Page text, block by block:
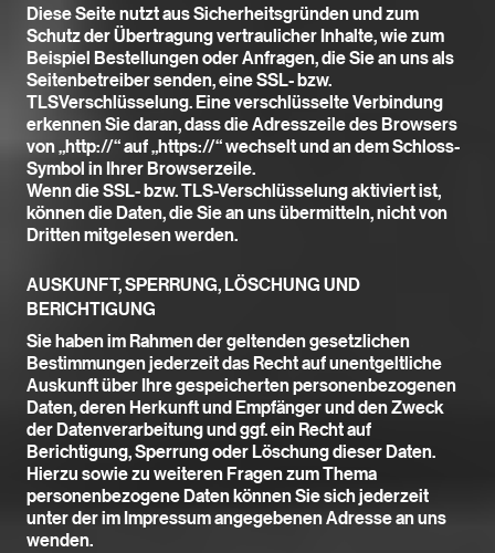
Diese Seite nutzt aus Sicherheitsgründen und zum
Schutz der Übertragung vertraulicher Inhalte, wie zum
Beispiel Bestellungen oder Anfragen, die Sie an uns als
Seitenbetreiber senden, eine SSL- bzw.
TLSVerschlüsselung. Eine verschlüsselte Verbindung
erkennen Sie daran, dass die Adresszeile des Browsers
von „http://“ auf „https://“ wechselt und an dem Schloss-
Symbol in Ihrer Browserzeile.
Wenn die SSL- bzw. TLS-Verschlüsselung aktiviert ist,
können die Daten, die Sie an uns übermitteln, nicht von
Dritten mitgelesen werden.
AUSKUNFT, SPERRUNG, LÖSCHUNG UND
BERICHTIGUNG
Sie haben im Rahmen der geltenden gesetzlichen
Bestimmungen jederzeit das Recht auf unentgeltliche
Auskunft über Ihre gespeicherten personenbezogenen
Daten, deren Herkunft und Empfänger und den Zweck
der Datenverarbeitung und ggf. ein Recht auf
Berichtigung, Sperrung oder Löschung dieser Daten.
Hierzu sowie zu weiteren Fragen zum Thema
personenbezogene Daten können Sie sich jederzeit
unter der im Impressum angegebenen Adresse an uns
wenden.